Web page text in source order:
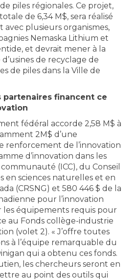
piles régionales. Ce projet,
de 6,34 M$, sera réalisé
avec plusieurs organismes,
Nemaska Lithium et
et devrait mener à la
de recyclage de
de piles dans la Ville de
partenaires financent ce
fédéral accorde 2,58 M$ à
2M$ d’une
renforcement de l’innovation
d’innovation dans les
(ICC), du Conseil
en sciences naturelles et en
(CRSNG) et 580 446 $ de la
pour l’innovation
les équipements requis pour
au Fonds collège-industrie
(volet 2). « J’offre toutes
à l’équipe remarquable du
qui a obtenu ces fonds.
les chercheurs seront en
au point des outils qui